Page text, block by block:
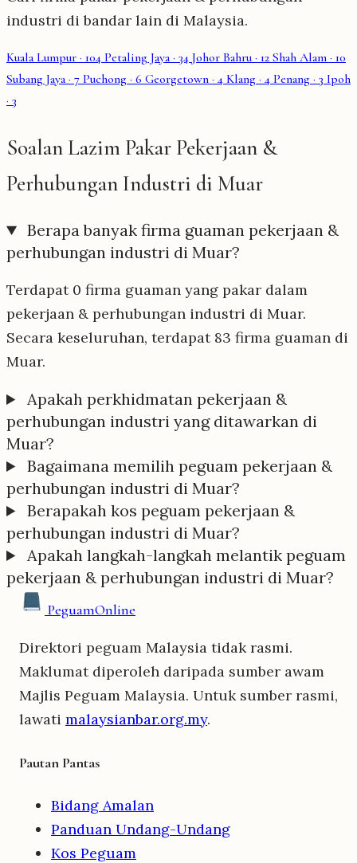
industri di bandar lain di Malaysia.
Kuala Lumpur · 104 Petaling Jaya· 34 Johor Bahru · 12 Shah Alam · 10
Subang Jaya· 7 Puchong · 6 Georgetown · 4 Klang · 4 Penang · 3 Ipoh
· 3
Soalan Lazim Pakar Pekerjaan &
Perhubungan Industri di Muar
Berapa banyak firma guaman pekerjaan &
perhubungan industri di Muar?
Terdapat 0 firma guaman yang pakar dalam
pekerjaan & perhubungan industri di Muar.
Secara keseluruhan, terdapat 83 firma guaman di
Muar.
Apakah perkhidmatan pekerjaan &
perhubungan industri yang ditawarkan di
Muar?
Bagaimana memilih peguam pekerjaan &
perhubungan industri di Muar?
Berapakah kos peguam pekerjaan &
perhubungan industri di Muar?
Apakah langkah-langkah melantik peguam
pekerjaan & perhubungan industri di Muar?
PeguamOnline
Direktori peguam Malaysia tidak rasmi.
Maklumat diperoleh daripada sumber awam
Majlis Peguam Malaysia. Untuk sumber rasmi,
lawati malaysianbar.org.my.
Pautan Pantas
Bidang Amalan
Panduan Undang-Undang
Kos Peguam